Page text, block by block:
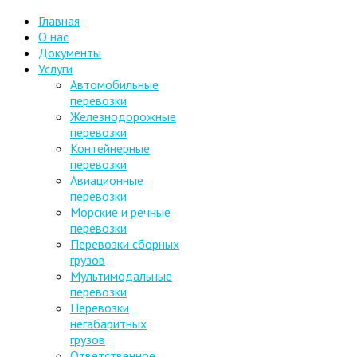
Главная
О нас
Документы
Услуги
Автомобильные
перевозки
Железнодорожные
перевозки
Контейнерные
перевозки
Авиационные
перевозки
Морские и речные
перевозки
Перевозки сборных
грузов
Мультимодальные
перевозки
Перевозки
негабаритных
грузов